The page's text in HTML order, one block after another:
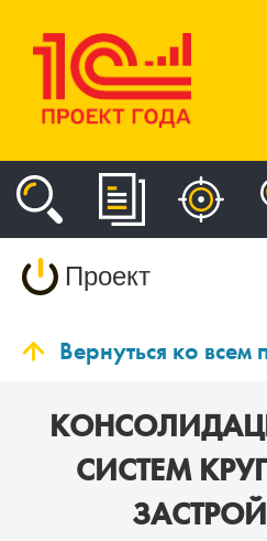
Проект
Вернуться ко всем
СИСТЕМ